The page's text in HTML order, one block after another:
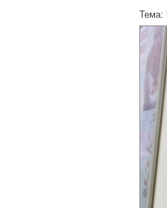
Тема: